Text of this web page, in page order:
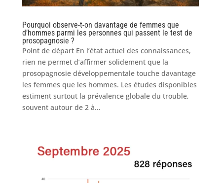
Pourquoi observe-t-on davantage de femmes que
d’hommes parmi les personnes qui passent le test de
prosopagnosie ?
Point de départ En l’état actuel des connaissances,
rien ne permet d’affirmer solidement que la
prosopagnosie développementale touche davantage
les femmes que les hommes. Les études disponibles
estiment surtout la prévalence globale du trouble,
souvent autour de 2 à...